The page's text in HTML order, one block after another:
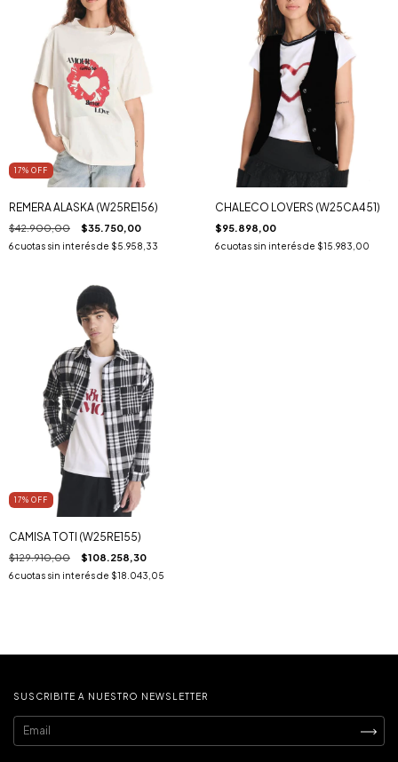
17% OFF
REMERA ALASKA (W25RE156)
$42.900,00 $35.750,00
6cuotas sin interés de $5.958,33
CHALECO LOVERS (W25CA451)
$95.898,00
6 cuotas sin interés de $15.983,00
17% OFF
CAMISA TOTI (W25RE155)
$129.910,00 $108.258,30
6cuotas sin interés de $18.043,05
SUSCRIBITE A NUESTRO NEWSLETTER